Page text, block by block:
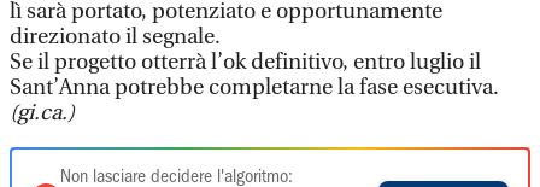
lì sarà portato, potenziato e opportunamente
direzionato il segnale.
Se il progetto otterrà l’ok definitivo, entro luglio il
Sant’Anna potrebbe completarne la fase esecutiva.
(gi.ca.)
Non lasciare decidere l'algoritmo: